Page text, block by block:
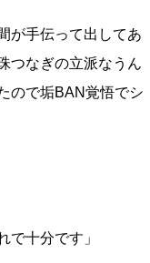
が手伝って出してあ
つなぎの立派なうん
ので垢BAN覚悟でシ
で十分です」